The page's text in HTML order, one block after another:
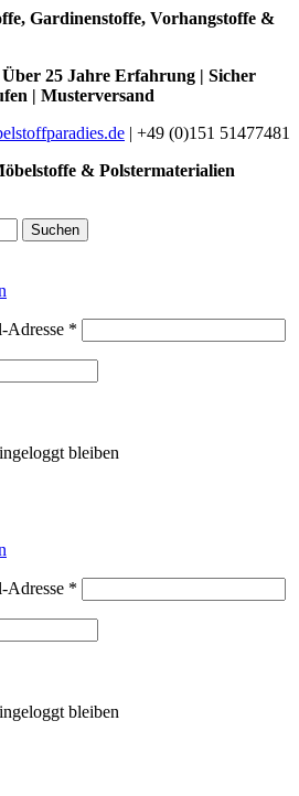
Gardinenstoffe, Vorhangstoffe &
25 Jahre Erfahrung | Sicher
| Musterversand
| +49 (0)151 51477481
& Polstermaterialien
Suchen
Adresse *
bleiben
Adresse *
bleiben